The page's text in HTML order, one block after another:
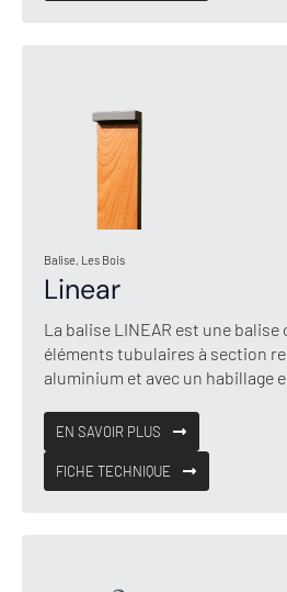
Balise, Les Bois
Linear
La balise LINEAR est une
éléments tubulaires à section
aluminium et avec un habillage
EN SAVOIR PLUS
FICHE TECHNIQUE